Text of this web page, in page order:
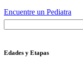
Encuentre un Pediatra
Edades y Etapas